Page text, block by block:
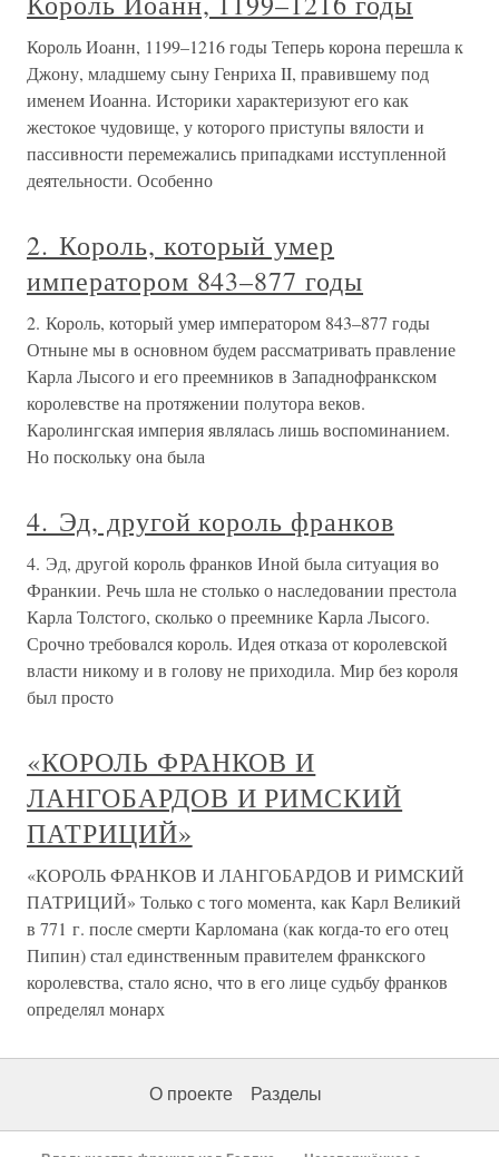
Король Иоанн, 1199–1216 годы Теперь корона перешла к
Джону, младшему сыну Генриха II, правившему под
именем Иоанна. Историки характеризуют его как
жестокое чудовище, у которого приступы вялости и
пассивности перемежались припадками исступленной
деятельности. Особенно
2. Король, который умер
императором 843–877 годы
2. Король, который умер императором 843–877 годы
Отныне мы в основном будем рассматривать правление
Карла Лысого и его преемников в Западнофранкском
королевстве на протяжении полутора веков.
Каролингская империя являлась лишь воспоминанием.
Но поскольку она была
4. Эд, другой король франков
4. Эд, другой король франков Иной была ситуация во
Франкии. Речь шла не столько о наследовании престола
Карла Толстого, сколько о преемнике Карла Лысого.
Срочно требовался король. Идея отказа от королевской
власти никому и в голову не приходила. Мир без короля
был просто
«КОРОЛЬ ФРАНКОВ И
ЛАНГОБАРДОВ И РИМСКИЙ
ПАТРИЦИЙ»
«КОРОЛЬ ФРАНКОВ И ЛАНГОБАРДОВ И РИМСКИЙ
ПАТРИЦИЙ» Только с того момента, как Карл Великий
в 771 г. после смерти Карломана (как когда-то его отец
Пипин) стал единственным правителем франкского
королевства, стало ясно, что в его лице судьбу франков
определял монарх
О проекте Разделы